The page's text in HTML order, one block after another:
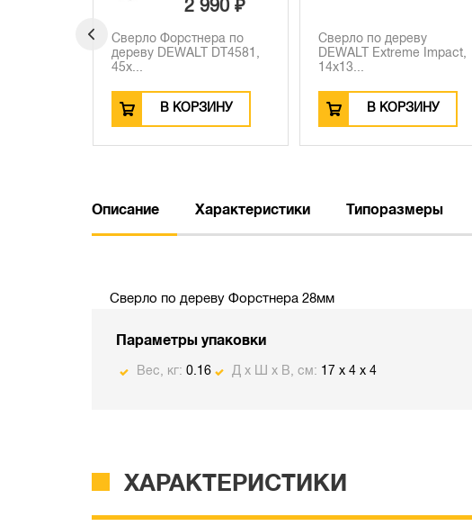
Сверло по дереву
DEWALT Extreme Impact,
14x13...
В КОРЗИНУ
Сверло Форстнера по
дереву DEWALT DT4583,
54x...
В КОРЗИНУ
Описание Характеристики Типоразмеры
Сверло по дереву Форстнера 28мм
Параметры упаковки
Вес, кг: 0.16 Д х Ш х В, см: 17 x 4 x 4
ХАРАКТЕРИСТИКИ